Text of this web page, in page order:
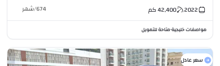
2022
42,400كم 674
/شهر
مواصفات خليجية•متاحة للتمويل
سعر عادل